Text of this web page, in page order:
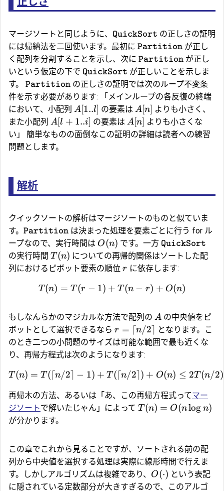
マージソートと同じように、 QuickSort の正しさの証明
には帰納法を二回使います。最初に Partition が正し
く配列を分割することを示し、次に Partition が正し
いという仮定の下で QuickSort が正しいことを示しま
す。 Partition の正しさの証明では次のループ不変条
件を示す必要があります: 「メインループの各反復の終端
において、小配列 A[1..l] の要素はA[n] よりも小さく、
また小配列 A[l + 1..i] の要素は A[n] よりも小さくな
い」 簡単なものの面倒なこの証明の詳細は読者への練習
問題とします。
解析
クイックソートの解析はマージソートのものと似ていま
す。 Partition は決まった処理を要素ごとに行う for ル
ープなので、実行時間は O(n) です。一方 QuickSort
の実行時間 T (n) についての再帰的関係はソートした配
列におけるピボット要素の順位 r に依存します:
T (n) = T(r − 1) + T(n − r) + O(n)
もしなんらかのマジカルな方法で配列の A の中央値をピ
ボットとして選択できるなら r = ⌈n/2⌉ となります。こ
のとき二つの小問題のサイズは可能な範囲で最も近くな
り、再帰方程式は次のようになります:
T (n) = T(⌈n/2⌉ − 1) + T (⌈n/2⌉) + O(n) ≤ 2T (n/2)
再帰木の方法、あるいは「あ、この再帰方程式ってマー
ジソートで解いたじゃん」によって T (n) = O(nlog n)
が分かります。
この章でこれから見ることですが、ソートされる前の配
列から中央値を選択する処理は実際に線形時間で行えま
す。しかしアルゴリズムは複雑であり、 O(⋅) という表記
に隠されている定数部分が大きすぎるので、このアルゴ